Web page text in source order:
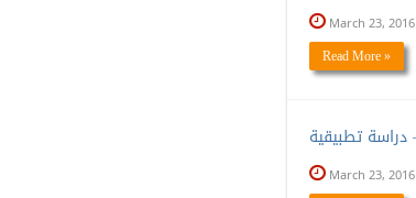
March 23, 2016
Read More »
March 23, 2016